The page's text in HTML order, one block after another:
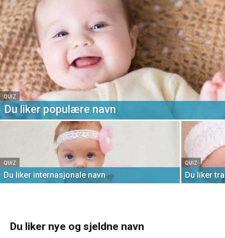
QUIZ
Du liker populære navn
QUIZ
Du liker internasjonale navn
QUIZ
Du liker
Du liker nye og sjeldne navn